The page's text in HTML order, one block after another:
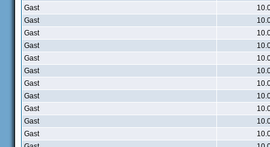
Gast
Gast
Gast
Gast
Gast
Gast
Gast
Gast
Gast
Gast
Gast